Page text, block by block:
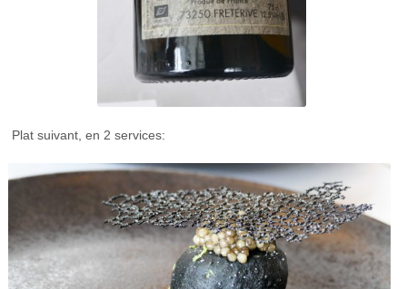
Plat suivant, en 2 services: